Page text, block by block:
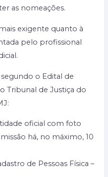
as nomeações.
exigente quanto à
pelo profissional
segundo o Edital de
Tribunal de Justiça do
oficial com foto
há, no máximo, 10
de Pessoas Física –